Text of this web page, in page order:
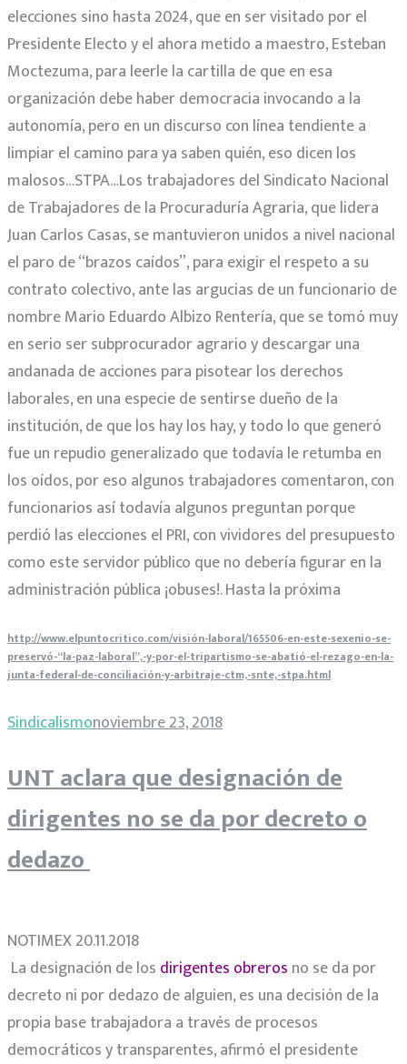
elecciones sino hasta 2024, que en ser visitado por el
Presidente Electo y el ahora metido a maestro, Esteban
Moctezuma, para leerle la cartilla de que en esa
organización debe haber democracia invocando a la
autonomía, pero en un discurso con línea tendiente a
limpiar el camino para ya saben quién, eso dicen los
malosos…STPA…Los trabajadores del Sindicato Nacional
de Trabajadores de la Procuraduría Agraria, que lidera
Juan Carlos Casas, se mantuvieron unidos a nivel nacional
el paro de “brazos caídos”, para exigir el respeto a su
contrato colectivo, ante las argucias de un funcionario de
nombre Mario Eduardo Albizo Rentería, que se tomó muy
en serio ser subprocurador agrario y descargar una
andanada de acciones para pisotear los derechos
laborales, en una especie de sentirse dueño de la
institución, de que los hay los hay, y todo lo que generó
fue un repudio generalizado que todavía le retumba en
los oídos, por eso algunos trabajadores comentaron, con
funcionarios así todavía algunos preguntan porque
perdió las elecciones el PRI, con vividores del presupuesto
como este servidor público que no debería figurar en la
administración pública ¡obuses!. Hasta la próxima
http://www.elpuntocritico.com/visión-laboral/165506-en-este-sexenio-se-
preservó-“la-paz-laboral”,-y-por-el-tripartismo-se-abatió-el-rezago-en-la-
junta-federal-de-conciliación-y-arbitraje-ctm,-snte,-stpa.html
Sindicalismonoviembre 23, 2018
UNT aclara que designación de
dirigentes no se da por decreto o
dedazo
NOTIMEX 20.11.2018
La designación de los dirigentes obreros no se da por
decreto ni por dedazo de alguien, es una decisión de la
propia base trabajadora a través de procesos
democráticos y transparentes, afirmó el presidente